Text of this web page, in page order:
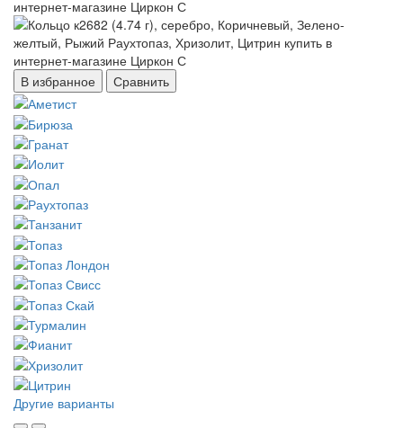
В избранное Сравнить
Другие варианты